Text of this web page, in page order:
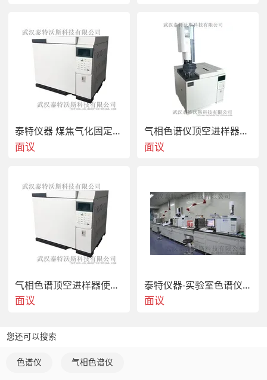
的国产色谱工作站，目前已成为化工厂等客户通用对照色谱
数据处理工具。可自动识别溶剂峰，拖尾峰，锯齿峰，前后
肩峰；可自动跟踪基线，自动划分色谱峰类型；积分灵敏度
1微伏·秒，最小分辨率0.1微伏，最小峰宽0.1秒。本文地
址：w公司电话：027-62436457、58、59传真电话：027-
88773157公司邮箱：tetvoc@：656658729公司地址：湖
北省武汉市江夏区光谷8号工坊1-3-601
泰特仪器 煤焦气化固定床反应装置
面议
气相色谱仪顶空进样器分类
面议
气相色谱顶空进样器使用注意事项及常见故障分析
面议
泰特仪器-实验室色谱仪分类
面议
您还可以搜索
色谱仪 气相色谱仪